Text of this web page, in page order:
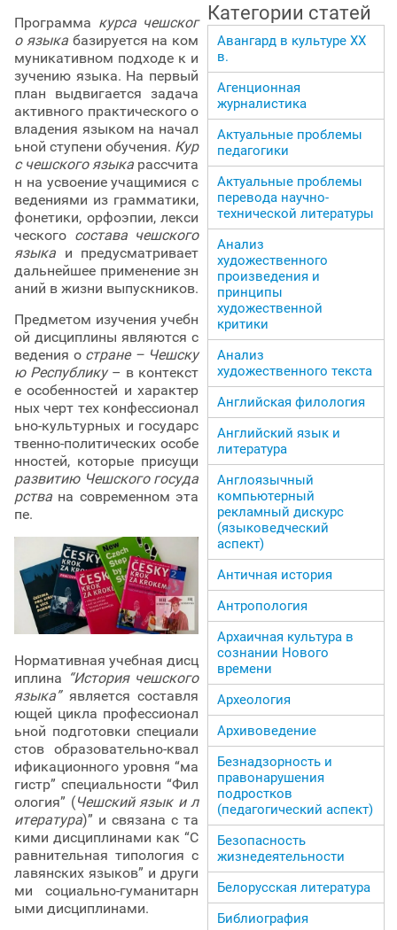
Программа курса чешског
о языкабазируется на ком
муникативном подходе к и
зучению языка. На первый
план выдвигается задача
активного практического о
владения языком на начал
ьной ступени обучения. Кур
с чешского языка рассчита
н на усвоение учащимися с
ведениями из грамматики,
фонетики, орфоэпии, лекси
ческого состава чешского
языка и предусматривает
дальнейшее применение зн
аний в жизни выпускников.
Предметом изучения учебн
ой дисциплины являются с
ведения о стране – Чешску
ю Республику– в контекст
е особенностей и характер
ных черт тех конфессионал
ьно-культурных и государс
твенно-политических особе
нностей, которые присущи
развитию Чешского госуда
рства на современном эта
пе.
Нормативная учебная дисц
иплина “История чешского
языка”является составля
ющей цикла профессионал
ьной подготовки специали
стов образовательно-квал
ификационного уровня “ма
гистр” специальности “Фил
ология” (Чешский язык и л
итература)” и связана с та
кими дисциплинами как “С
равнительная типология с
лавянских языков” и други
ми социально-гуманитарн
ыми дисциплинами.
Категории статей
Авангард в культуре ХХ
в.
Агенционная
журналистика
Актуальные проблемы
педагогики
Актуальные проблемы
перевода научно-
технической литературы
Анализ
художественного
произведения и
принципы
художественной
критики
Анализ
художественного текста
Английская филология
Английский язык и
литература
Англоязычный
компьютерный
рекламный дискурс
(языковедческий
аспект)
Античная история
Антропология
Архаичная культура в
сознании Нового
времени
Археология
Архивоведение
Безнадзорность и
правонарушения
подростков
(педагогический аспект)
Безопасность
жизнедеятельности
Белорусская литература
Библиография